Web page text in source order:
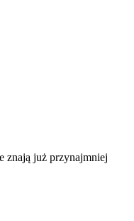
znają już przynajmniej